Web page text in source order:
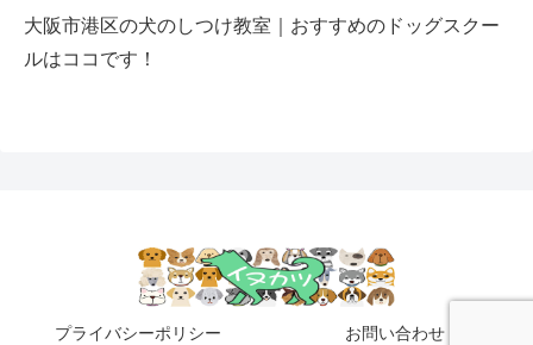
大阪市港区の犬のしつけ教室｜おすすめのドッグスクー
ルはココです！
プライバシーポリシー お問い合わせ